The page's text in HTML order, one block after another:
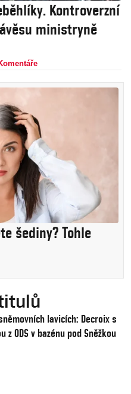
Kontroverzní
ministryně
šediny? Tohle
lavicích: Decroix s
z ODS v bazénu pod Sněžkou